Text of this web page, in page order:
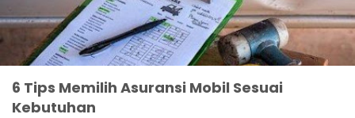
6 Tips Memilih Asuransi Mobil Sesuai
Kebutuhan